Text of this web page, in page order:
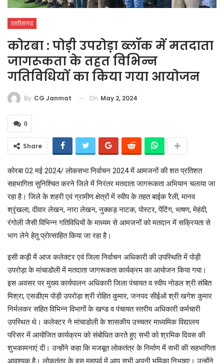
छत्तीसगढ़
कोरबा : पोड़ी उपरोड़ा ब्लॉक में मतदाता
जागरूकता के तहत विभिन्न
गतिविधियों का किया गया आयोजन
By CG Janmat On May 2, 2024
0
Share
कोरबा 02 मई 2024/ लोकसभा निर्वाचन 2024 में आमजनों की शत प्रतिशत
सहभागिता सुनिश्चित करने जिले में निरंतर मतदाता जागरूकता अभियान चलाया जा
रहा है। जिले के शहरी एवं ग्रामीण क्षेत्रों में स्वीप के तहत बाईक रैली, मानव
श्रृंखला, दीवार लेखन, नारा लेखन, नुक्कड़ नाटक, पोस्टर, पेंटिंग, भाषण, मेहंदी,
रंगोली जैसी विभिन्न गतिविधियों के माध्यम से आमजनों को मतदान में सक्रियता से
भाग लेने हेतु प्रोत्साहित किया जा रहा है।
इसी कड़ी में आज कलेक्टर एवं जिला निर्वाचन अधिकारी की उपस्थिति में पोड़ी
उपरोड़ा के मांचाडोली में मतदाता जागरूकता कार्यक्रम का आयोजन किया गया।
इस अवसर पर मुख्य कार्यपालन अधिकारी जिला पंचायत व स्वीप नोडल श्री संबित
मिश्रा, एसडीएम पोड़ी उपरोड़ा श्री रोहित कुमार, जनपद सीईओ श्री खगेश कुमार
निर्मलकर सहित विभिन्न विभागों के खण्ड व पंचायत स्तरीय अधिकारी कर्मचारी
उपस्थित थे। कलेक्टर ने मांचाडोली के शासकीय उच्चतर माध्यमिक विद्यालय
परिसर में आयोजित कार्यक्रम को संबोधित करते हुए सभी को श्रमिक दिवस की
शुभकामनाएं दी। उन्होंने कहा कि मजबूत लोकतंत्र के निर्माण में सभी की सहभागिता
आवश्यक है। लोकतंत्र के इस महापर्व में आप सभी अपनी भूमिका निभाइए। उन्होंने